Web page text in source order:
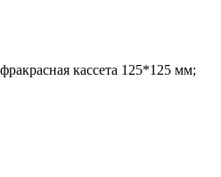
кассета 125*125 мм;